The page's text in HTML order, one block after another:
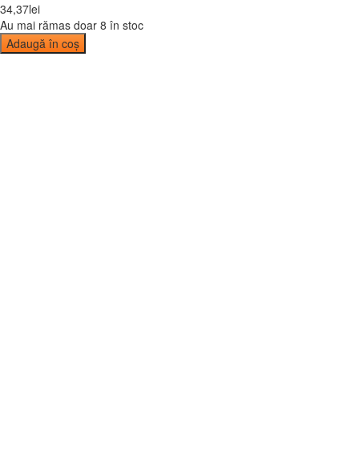
34,37lei
Au mai rămas doar 8 în stoc
Adaugă în coș